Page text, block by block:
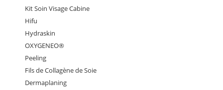
Kit Soin Visage Cabine
Hifu
Hydraskin
OXYGENEO®️
Peeling
Fils de Collagène de Soie
Dermaplaning